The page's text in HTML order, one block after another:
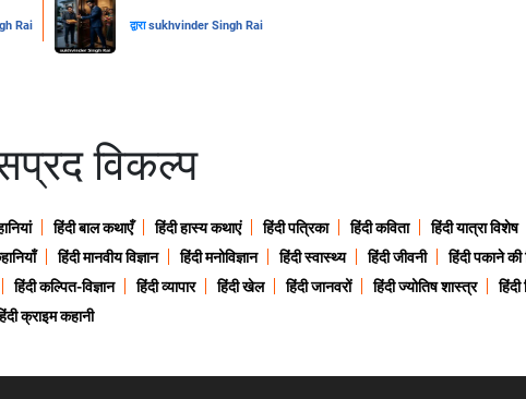
Rai द्वाराsukhvinder Singh Rai
विकल्प
हिंदी बाल कथाएँ हिंदी हास्य कथाएं हिंदी पत्रिका हिंदी कविता हिंदी यात्रा विशेष
हिंदी मानवीय विज्ञान हिंदी मनोविज्ञान हिंदी स्वास्थ्य हिंदी जीवनी हिंदी पकाने की
हिंदी कल्पित-विज्ञान हिंदी व्यापार हिंदी खेल हिंदी जानवरों हिंदी ज्योतिष शास्त्र हिंदी
क्राइम कहानी